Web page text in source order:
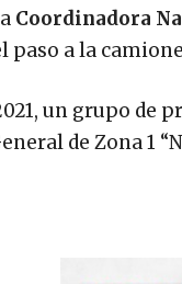
Coordinadora
a la
un grupo de
de Zona 1